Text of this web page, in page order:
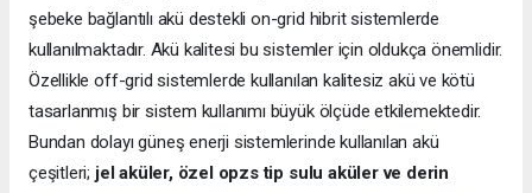
şebeke bağlantılı akü destekli on-grid hibrit sistemlerde
kullanılmaktadır. Akü kalitesi bu sistemler için oldukça önemlidir.
Özellikle off-grid sistemlerde kullanılan kalitesiz akü ve kötü
tasarlanmış bir sistem kullanımı büyük ölçüde etkilemektedir.
Bundan dolayı güneş enerji sistemlerinde kullanılan akü
çeşitleri; jel aküler, özel opzs tip sulu aküler ve derin